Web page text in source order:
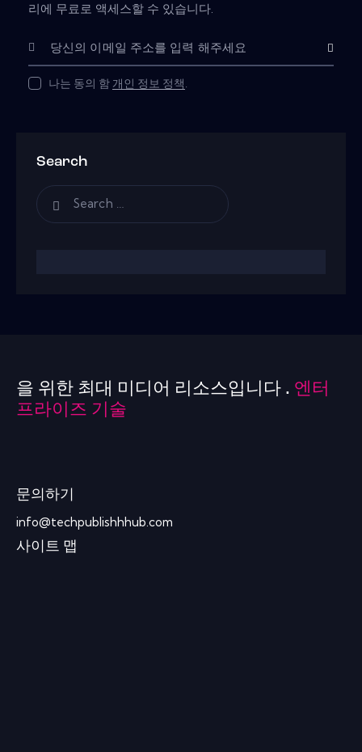
리에 무료로 액세스할 수 있습니다.
Subscribe
나는 동의 함 개인 정보 정책.
Search
을 위한 최대 미디어 리소스입니다 . 엔터
프라이즈 기술
문의하기
info@techpublishhhub.com
사이트 맵